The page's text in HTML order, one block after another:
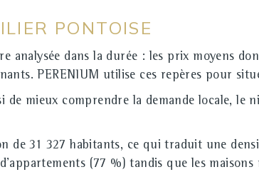
PONTOISE
analysée dans la durée : les prix moyens
PERENIUM utilise ces repères pour
de mieux comprendre la demande locale, le
de 31 327 habitants, ce qui traduit une
(77 %) tandis que les